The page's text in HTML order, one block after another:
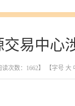
易中心
次数： 1662】 【字号 大